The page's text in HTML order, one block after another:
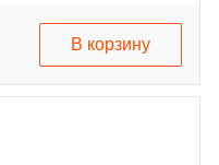
В корзину